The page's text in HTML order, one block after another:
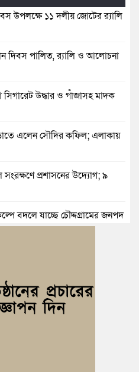
উপলক্ষে ১১ দলীয় জোটের র‍্যালি
দিবস পালিত, র‍্যালি ও আলোচনা
সিগারেট উদ্ধার ও গাঁজাসহ মাদক
এলেন সৌদির কফিল; এলাকায়
প্রশাসনের উদ্যোগ; ৯
বদলে যাচ্ছে চৌদ্দগ্রামের জনপদ
কুমিল্লায় বর্ণাঢ্য র‍্যালি